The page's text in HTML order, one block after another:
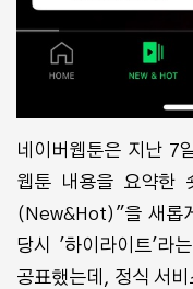
네이버웹툰은 지난 7
웹툰 내용을 요약한
(New&Hot)"을 새롭
당시 '하이라이트'라
공표했는데, 정식 서